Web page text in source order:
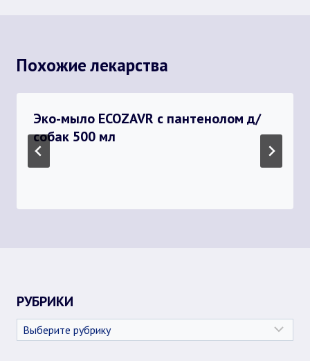
Похожие лекарства
Эко-мыло ECOZAVR с пантенолом д/
собак 500 мл
РУБРИКИ
Рубрики